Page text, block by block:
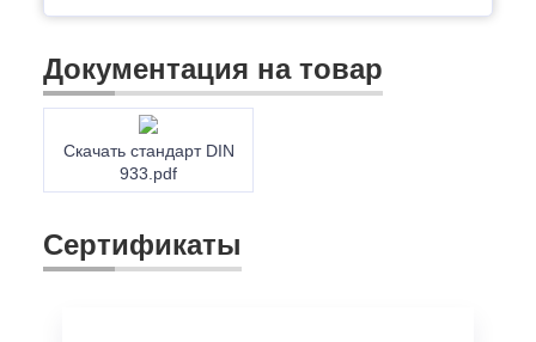
Документация на товар
Скачать стандарт DIN
933.pdf
Сертификаты